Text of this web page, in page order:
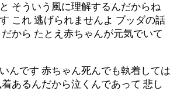
そういう風に理解するんだからね
これ 逃げられませんよ ブッダの話
から たとえ赤ちゃんが元気でいて
んです 赤ちゃん死んでも執着しては
あるんだから泣くんであって 悲し